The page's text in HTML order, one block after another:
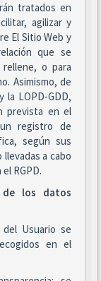
tratados en
agilizar y
El Sitio Web y
que se
o para
Asimismo, de
la LOPD-GDD,
prevista en el
registro de
según sus
a cabo
RGPD.
de los datos
Usuario se
en el